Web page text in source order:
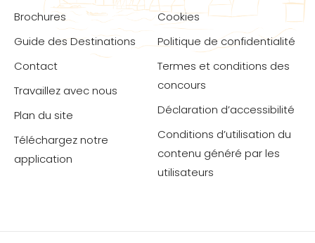
Brochures
Guide des Destinations
Contact
Travaillez avec nous
Plan du site
Téléchargez notre
application
Cookies
Politique de confidentialité
Termes et conditions des
concours
Déclaration d’accessibilité
Conditions d’utilisation du
contenu généré par les
utilisateurs